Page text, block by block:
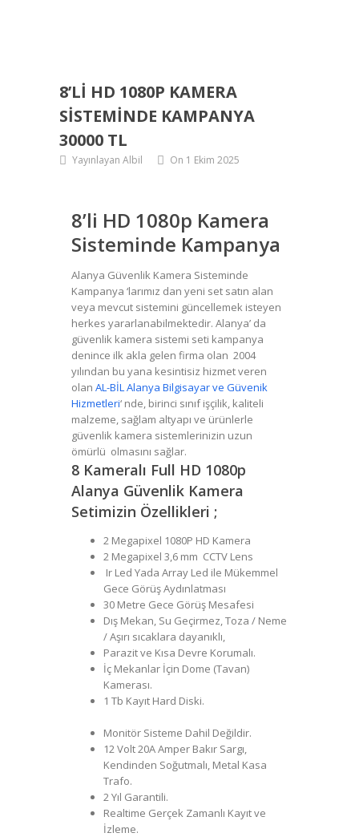
8’LI HD 1080P KAMERA
SISTEMINDE KAMPANYA
30000 TL
Yayınlayan Albil On 1 Ekim 2025
8’li HD 1080p Kamera
Sisteminde Kampanya
Alanya Güvenlik Kamera Sisteminde
Kampanya ‘larımız dan yeni set satın alan
veya mevcut sistemini güncellemek isteyen
herkes yararlanabilmektedir. Alanya’ da
güvenlik kamera sistemi seti kampanya
denince ilk akla gelen firma olan 2004
yılından bu yana kesintisiz hizmet veren
olan AL-BİL Alanya Bilgisayar ve Güvenik
Hizmetleri‘ nde, birinci sınıf işçilik, kaliteli
malzeme, sağlam altyapı ve ürünlerle
güvenlik kamera sistemlerinizin uzun
ömürlü olmasını sağlar.
8 Kameralı Full HD 1080p
Alanya Güvenlik Kamera
Setimizin Özellikleri ;
2 Megapixel 1080P HD Kamera
2 Megapixel 3,6 mm CCTV Lens
Ir Led Yada Array Led ile Mükemmel
Gece Görüş Aydınlatması
30 Metre Gece Görüş Mesafesi
Dış Mekan, Su Geçirmez, Toza / Neme
/ Aşırı sıcaklara dayanıklı,
Parazit ve Kısa Devre Korumalı.
İç Mekanlar İçin Dome (Tavan)
Kamerası.
1 Tb Kayıt Hard Diski.
Monitör Sisteme Dahil Değildir.
12 Volt 20A Amper Bakır Sargı,
Kendinden Soğutmalı, Metal Kasa
Trafo.
2 Yıl Garantili.
Realtime Gerçek Zamanlı Kayıt ve
İzleme.